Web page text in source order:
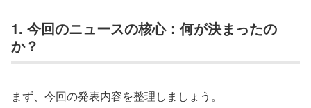
1. 今回のニュースの核心：何が決まったの
か？
まず、今回の発表内容を整理しましょう。